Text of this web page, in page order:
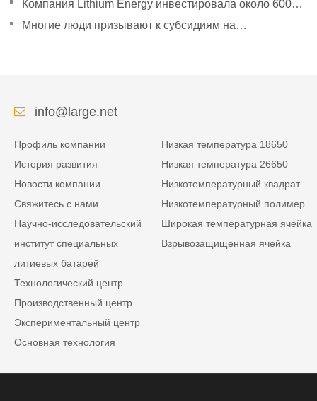
Компания Lithium Energy инвестировала около 600
миллионов юаней в создание дочерних компаний.
Многие люди призывают к субсидиям на
info@large.net
Профиль компании
История развития
Новости компании
Свяжитесь с нами
Научно-исследовательский
институт специальных
литиевых батарей
Технологический центр
Производственный центр
Экспериментальный центр
Основная технология
Низкая температура 18650
Низкая температура 26650
Низкотемпературный квадрат
Низкотемпературный полимер
Широкая температурная ячейка
Взрывозащищенная ячейка